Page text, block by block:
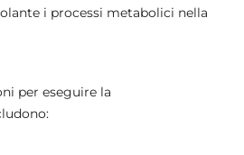
i processi metabolici nella
per eseguire la